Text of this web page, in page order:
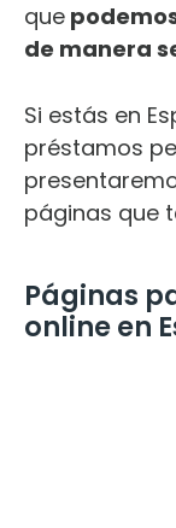
que
de manera
Si estás en
préstamos
páginas que
Páginas
online en